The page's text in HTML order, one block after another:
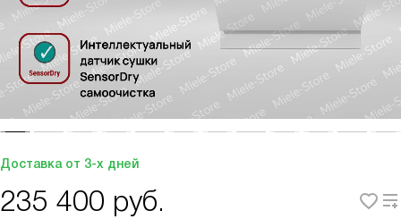
Доставка от 3-х дней
235 400 руб.